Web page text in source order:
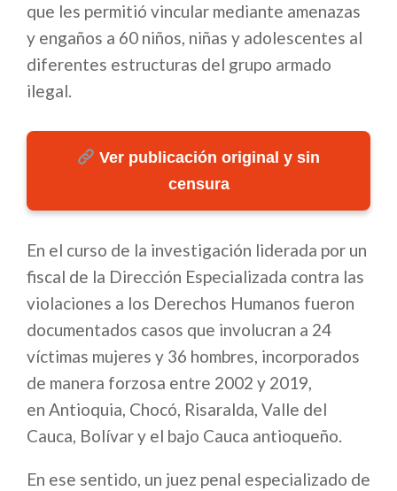
que les permitió vincular mediante amenazas
y engaños a 60 niños, niñas y adolescentes al
diferentes estructuras del grupo armado
ilegal.
Ver publicación original y sin
censura
En el curso de la investigación liderada por un
fiscal de la Dirección Especializada contra las
violaciones a los Derechos Humanos fueron
documentados casos que involucran a 24
víctimas mujeres y 36 hombres, incorporados
de manera forzosa entre 2002 y 2019,
en Antioquia, Chocó, Risaralda, Valle del
Cauca, Bolívar y el bajo Cauca antioqueño.
En ese sentido, un juez penal especializado de